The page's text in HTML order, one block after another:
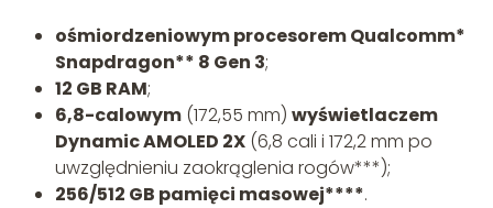
ośmiordzeniowym procesorem Qualcomm*
Snapdragon** 8 Gen 3;
12 GB RAM;
6,8-calowym(172,55 mm) wyświetlaczem
Dynamic AMOLED 2X(6,8 cali i 172,2 mm po
uwzględnieniu zaokrąglenia rogów***);
256/512 GB pamięci masowej****.